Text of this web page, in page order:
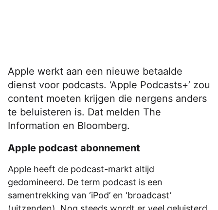
Apple werkt aan een nieuwe betaalde
dienst voor podcasts. ‘Apple Podcasts+’ zou
content moeten krijgen die nergens anders
te beluisteren is. Dat melden The
Information en Bloomberg.
Apple podcast abonnement
Apple heeft de podcast-markt altijd
gedomineerd. De term podcast is een
samentrekking van ‘iPod’ en ‘broadcast’